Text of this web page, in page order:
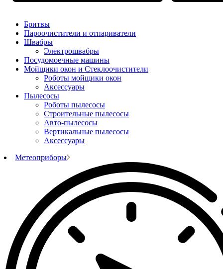
Бритвы
Пароочистители и отпариватели
Швабры
Электрошвабры
Посудомоечные машины
Мойщики окон и Стеклоочистители
Роботы мойщики окон
Аксессуары
Пылесосы
Роботы пылесосы
Строительные пылесосы
Авто-пылесосы
Вертикальные пылесосы
Аксессуары
Метеоприборы